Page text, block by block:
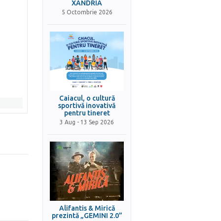
XANDRIA
5 Octombrie 2026
Caiacul, o cultură
sportivă inovativă
pentru tineret
3 Aug - 13 Sep 2026
Alifantis & Mirică
prezintă „GEMINI 2.0”